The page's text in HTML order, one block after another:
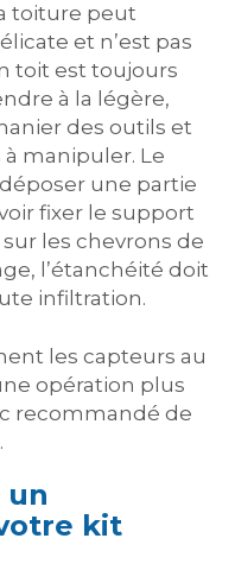
toiture peut
et n’est pas
toit est toujours
à la légère,
des outils et
manipuler. Le
une partie
fixer le support
les chevrons de
l’étanchéité doit
infiltration.
les capteurs au
opération plus
recommandé de
un
kit